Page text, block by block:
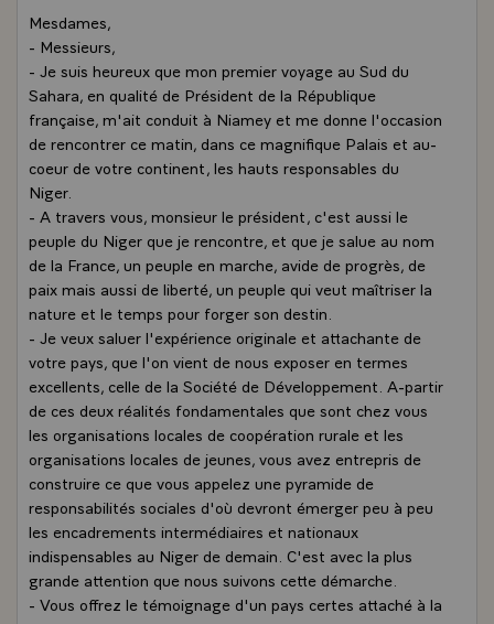
Mesdames,
- Messieurs,
- Je suis heureux que mon premier voyage au Sud du
Sahara, en qualité de Président de la République
française, m'ait conduit à Niamey et me donne l'occasion
de rencontrer ce matin, dans ce magnifique Palais et au-
coeur de votre continent, les hauts responsables du
Niger.
- A travers vous, monsieur le président, c'est aussi le
peuple du Niger que je rencontre, et que je salue au nom
de la France, un peuple en marche, avide de progrès, de
paix mais aussi de liberté, un peuple qui veut maîtriser la
nature et le temps pour forger son destin.
- Je veux saluer l'expérience originale et attachante de
votre pays, que l'on vient de nous exposer en termes
excellents, celle de la Société de Développement. A-partir
de ces deux réalités fondamentales que sont chez vous
les organisations locales de coopération rurale et les
organisations locales de jeunes, vous avez entrepris de
construire ce que vous appelez une pyramide de
responsabilités sociales d'où devront émerger peu à peu
les encadrements intermédiaires et nationaux
indispensables au Niger de demain. C'est avec la plus
grande attention que nous suivons cette démarche.
- Vous offrez le témoignage d'un pays certes attaché à la